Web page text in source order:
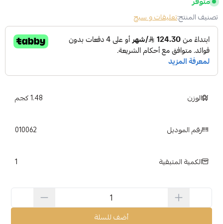
تصنيف المنتج:تعليقات و سبح
الوزن 1.48 كجم
رقم الموديل 010062
الكمية المتبقية 1
أضف للسلة